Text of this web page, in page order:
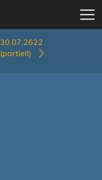
30.07.2622
(partiell)